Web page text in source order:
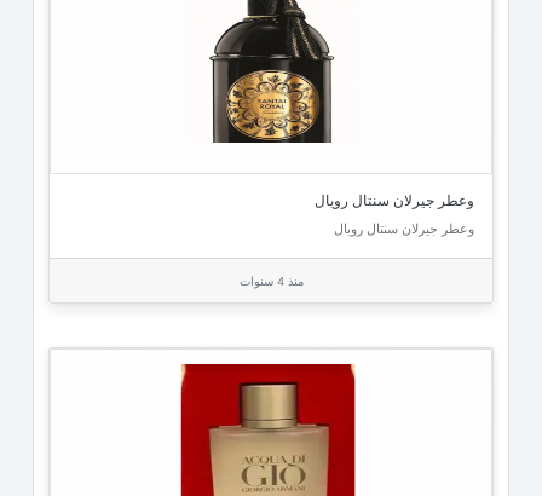
وعطر جيرلان سنتال رويال
وعطر جيرلان سنتال رويال
منذ 4 سنوات